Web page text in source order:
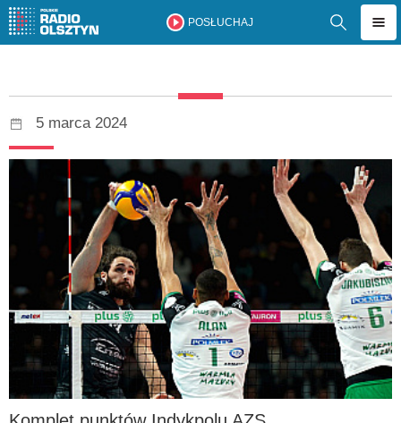
POSŁUCHAJ
5 marca 2024